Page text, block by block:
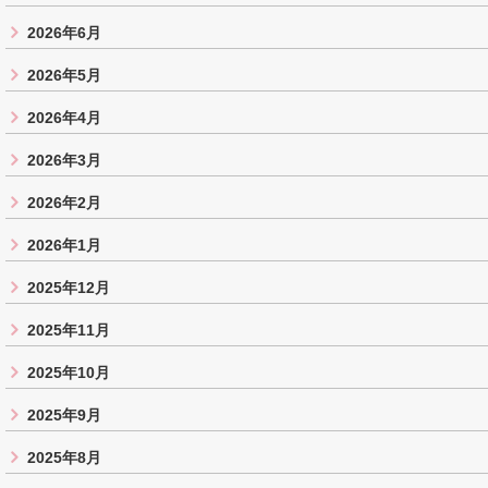
2026年6月
2026年5月
2026年4月
2026年3月
2026年2月
2026年1月
2025年12月
2025年11月
2025年10月
2025年9月
2025年8月